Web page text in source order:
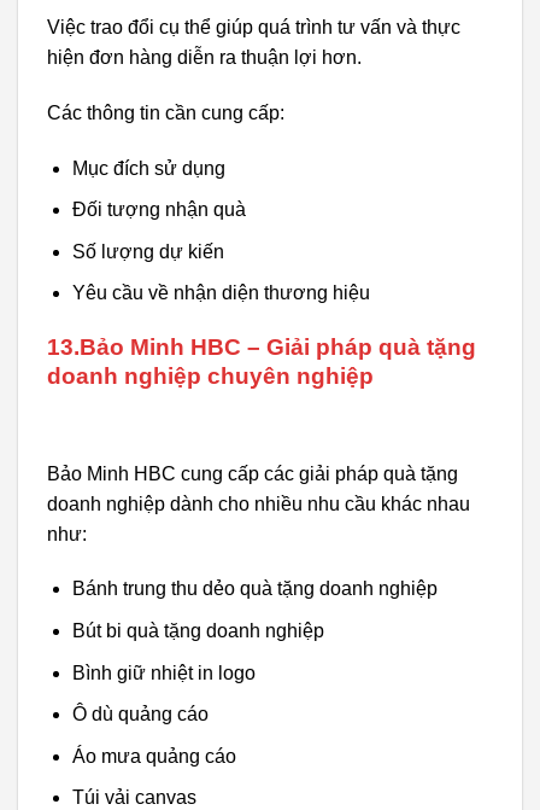
Việc trao đổi cụ thể giúp quá trình tư vấn và thực
hiện đơn hàng diễn ra thuận lợi hơn.
Các thông tin cần cung cấp:
Mục đích sử dụng
Đối tượng nhận quà
Số lượng dự kiến
Yêu cầu về nhận diện thương hiệu
13.Bảo Minh HBC – Giải pháp quà tặng
doanh nghiệp chuyên nghiệp
Bảo Minh HBC cung cấp các giải pháp quà tặng
doanh nghiệp dành cho nhiều nhu cầu khác nhau
như:
Bánh trung thu dẻo quà tặng doanh nghiệp
Bút bi quà tặng doanh nghiệp
Bình giữ nhiệt in logo
Ô dù quảng cáo
Áo mưa quảng cáo
Túi vải canvas